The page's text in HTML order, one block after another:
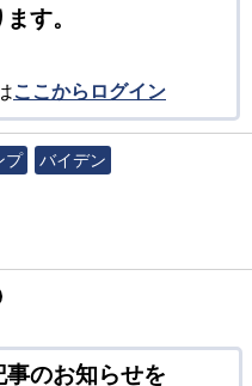
す。
ここからログイン
プ
バイデン
のお知らせを